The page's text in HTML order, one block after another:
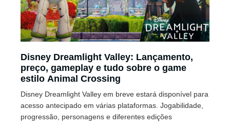
Disney Dreamlight Valley: Lançamento,
preço, gameplay e tudo sobre o game
estilo Animal Crossing
Disney Dreamlight Valley em breve estará disponível para
acesso antecipado em várias plataformas. Jogabilidade,
progressão, personagens e diferentes edições